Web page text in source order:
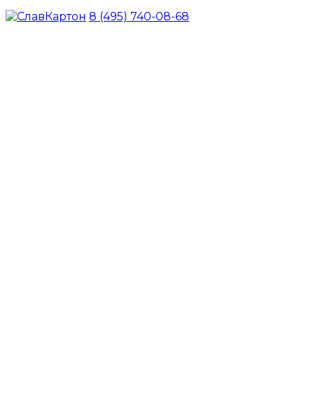
8 (495) 740-08-68